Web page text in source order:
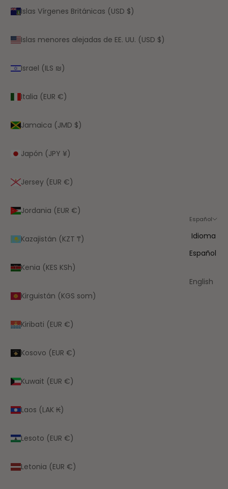
Islas Vírgenes Británicas (USD $)
Islas menores alejadas de EE. UU. (USD $)
Israel (ILS ₪)
Italia (EUR €)
Jamaica (JMD $)
Japón (JPY ¥)
Jersey (EUR €)
Jordania (EUR €)
Kazajistán (KZT ₸)
Kenia (KES KSh)
Kirguistán (KGS som)
Kiribati (EUR €)
Kosovo (EUR €)
Kuwait (EUR €)
Laos (LAK ₭)
Lesoto (EUR €)
Letonia (EUR €)
Español
Idioma
Español
English